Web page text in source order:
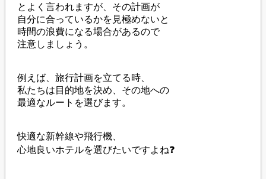
とよく言われますが、その計画が
自分に合っているかを見極めないと
時間の浪費になる場合があるので
注意しましょう。
例えば、旅行計画を立てる時、
私たちは目的地を決め、その地への
最適なルートを選びます。
快適な新幹線や飛行機、
心地良いホテルを選びたいですよね❓